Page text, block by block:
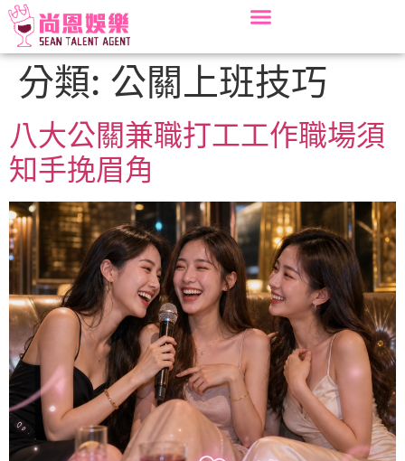
分類: 公關上班技巧
八大公關兼職打工工作職場須
知手挽眉角